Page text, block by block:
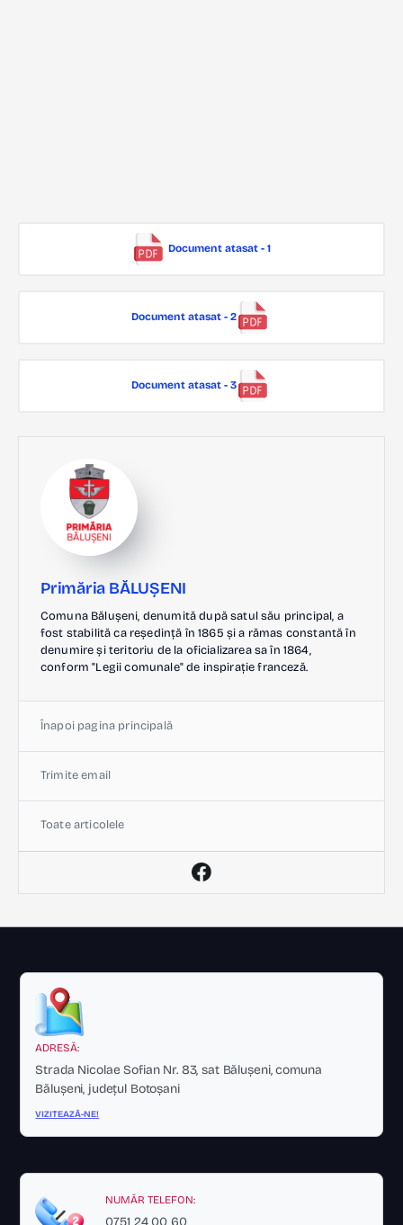
Document atasat - 1
Document atasat - 2
Document atasat - 3
Primăria BĂLUȘENI
Comuna Bălușeni, denumită după satul său principal, a
fost stabilită ca reședință în 1865 și a rămas constantă în
denumire și teritoriu de la oficializarea sa în 1864,
conform "Legii comunale" de inspirație franceză.
Înapoi pagina principală
Trimite email
Toate articolele
ADRESĂ:
Strada Nicolae Sofian Nr. 83, sat Bălușeni, comuna
Bălușeni, județul Botoșani
VIZITEAZĂ-NE!
NUMĂR TELEFON: